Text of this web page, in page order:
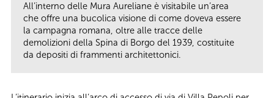
All’interno delle Mura Aureliane è visitabile un’area
che offre una bucolica visione di come doveva essere
la campagna romana, oltre alle tracce delle
demolizioni della Spina di Borgo del 1939, costituite
da depositi di frammenti architettonici.